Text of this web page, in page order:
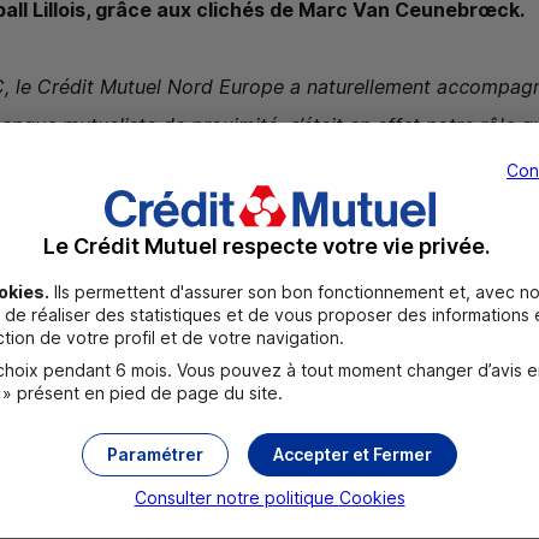
Lillois, grâce aux clichés de Marc Van Ceunebrœck.
, le Crédit Mutuel Nord Europe a naturellement
mutualiste de proximité, c’était en effet notre rôle
et en faveur du sport pour toutes et tous. 10 ans
exposition dédiée à la (déjà !) riche histoire de cette
sur notre territoire».
du Crédit Mutuel Nord Europe
Kids» en avril
accessibledumardi 10 mars au samedi 25 avril
de Ronchin :
8h45 à 12h30.
Le Crédit Mutuel respecte votre vie privée.
Ils permettent d'assurer son bon fonctionnement et, avec
de réaliser des statistiques et de vous proposer des informations
de votre profil et de votre navigation.
pendant 6 mois. Vous pouvez à tout moment changer d’avis
présent en pied de page du site.
Accepter et Fermer
Paramétrer
Consulter notre politique Cookies